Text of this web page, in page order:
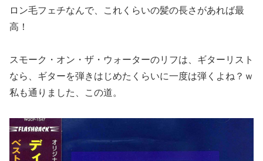
ロン毛フェチなんで、これくらいの髪の長さがあれば最
高！
スモーク・オン・ザ・ウォーターのリフは、ギターリスト
なら、ギターを弾きはじめたくらいに一度は弾くよね？ｗ
私も通りました、この道。